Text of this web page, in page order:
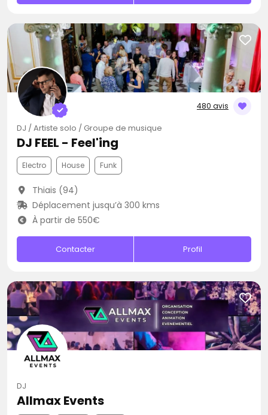
480 avis
DJ / Artiste solo / Groupe de musique
DJ FEEL - Feel'ing
Electro House Funk
Thiais (94)
Déplacement jusqu’à 300 kms
À partir de 550€
Contacter Profil
DJ
Allmax Events